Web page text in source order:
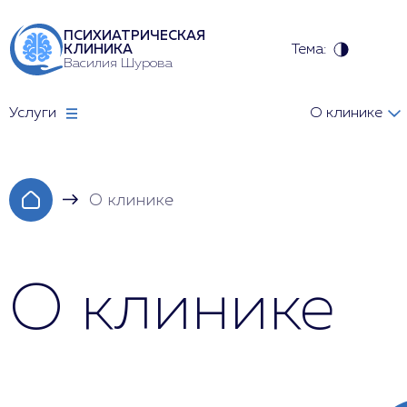
ПСИХИАТРИЧЕСКАЯ
КЛИНИКА
Василия Шурова
Тема:
Услуги О клинике
О клинике
О клинике